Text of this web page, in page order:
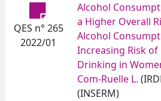
QES n° 265
2022/01
Alcohol
a Higher Overall
Alcohol
Increasing Risk of
Drinking in
Com-Ruelle L.
(INSERM)